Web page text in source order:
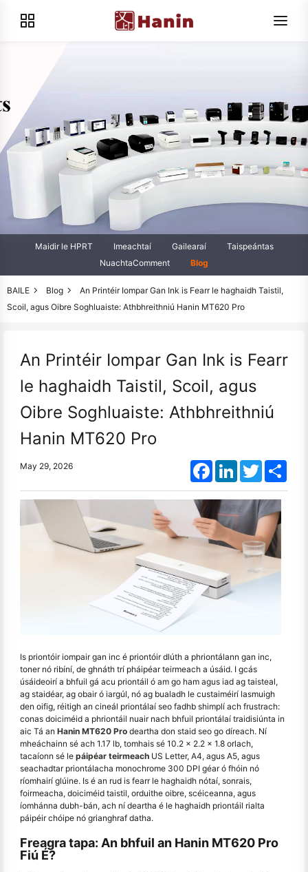
Maidir le HPRT Imeachtaí Gailearaí
Taispeántas
NuachtaComment
Blog
BAILE Blog
An Printéir Iompar Gan Ink is Fearr le haghaidh Taistil,
Scoil, agus Oibre Soghluaiste: Athbhreithniú Hanin MT620 Pro
An Printéir Iompar Gan Ink is Fearr
le haghaidh Taistil, Scoil, agus
Oibre Soghluaiste: Athbhreithniú
Hanin MT620 Pro
May 29, 2026 FacebookLinkedInTwitter
Is priontóir iompair gan inc é priontóir dlúth a phriontálann gan inc,
toner nó ribíní, de ghnáth trí pháipéar teirmeach a úsáid. I gcás
úsáideoirí a bhfuil gá acu priontáil ó am go ham agus iad ag taisteal,
ag staidéar, ag obair ó iargúl, nó ag bualadh le custaiméirí lasmuigh
den oifig, réitigh an cineál priontálaí seo fadhb shimplí ach frustrach:
conas doiciméid a phriontáil nuair nach bhfuil priontálaí traidisiúnta in
aic Tá an Hanin MT620 Pro deartha don staid seo go díreach. Ní
mheáchainn sé ach 1.17 lb, tomhais sé 10.2 × 2.2 × 1.8 orlach,
tacaíonn sé le páipéar teirmeach US Letter, A4, agus A5, agus
seachadtar priontálacha monochrome 300 DPI géar ó fhóin nó
ríomhairí glúine. Is é an rud is fearr le haghaidh nótaí, sonrais,
foirmeacha, doiciméid taistil, orduithe oibre, scéiceanna, agus
íomhánna dubh-bán, ach ní deartha é le haghaidh priontáil rialta
páipéir chóipe nó grianghraf datha.
Freagra tapa: An bhfuil an Hanin MT620 Pro
Fiú É?